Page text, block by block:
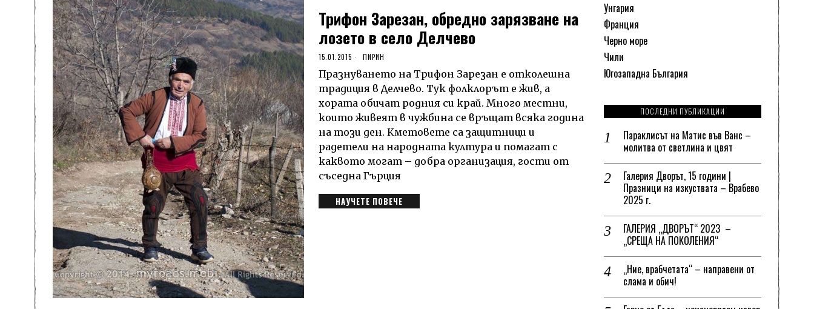
Трифон Зарезан, обредно зарязване на
лозето в село Делчево
15.01.2015 ПИРИН
Празнуването на Трифон Зарезан е отколешна
традиция в Делчево. Тук фолклорът е жив, а
хората обичат родния си край. Много местни,
които живеят в чужбина се връщат всяка година
на този ден. Кметовете са защитници и
радетели на народната култура и помагат с
каквото могат – добра организация, гости от
съседна Гърция
НАУЧЕТЕ ПОВЕЧЕ
Унгария
Франция
Черно море
Чили
Югозападна България
ПОСЛЕДНИ ПУБЛИКАЦИИ
Параклисът на Матис във Ванс –
молитва от светлина и цвят
Галерия Дворът, 15 години |
Празници на изкуствата – Врабево
2025 г.
ГАЛЕРИЯ „ДВОРЪТ“ 2023 –
„СРЕЩА НА ПОКОЛЕНИЯ“
„Ние, врабчетата“ – направени от
слама и обич!